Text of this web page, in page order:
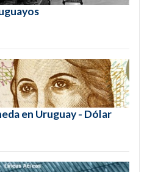
en Uruguay - Dólar